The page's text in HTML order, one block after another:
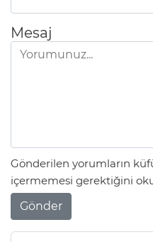
Mesaj
Gönderilen yorumların
içermemesi gerektiğini
Gönder